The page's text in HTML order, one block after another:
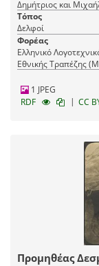
Τόπος
Δελφοί
Φορέας
Ελληνικό
Εθνικής Τραπέζης
1 JPEG
RDF
| CC
Προμηθέας